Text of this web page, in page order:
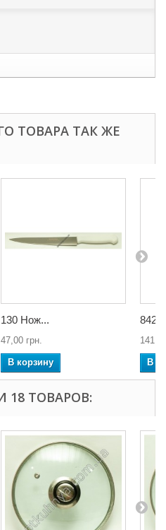
ТОВАРА ТАК ЖЕ
130 Нож...
47,00 грн.
В корзину
8425
В
18 ТОВАРОВ: